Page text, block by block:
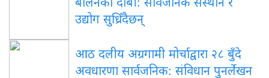
उद्योग सुध्रिँदैछन्
आठ दलीय अग्रगामी मोर्चाद्वारा २८ बुँदे
अवधारणा सार्वजनिक: संविधान पुनर्लेखन